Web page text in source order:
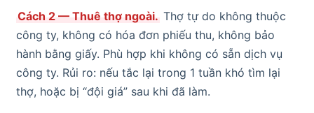
Cách 2 — Thuê thợ ngoài. Thợ tự do không thuộc
công ty, không có hóa đơn phiếu thu, không bảo
hành bằng giấy. Phù hợp khi không có sẵn dịch vụ
công ty. Rủi ro: nếu tắc lại trong 1 tuần khó tìm lại
thợ, hoặc bị “đội giá” sau khi đã làm.